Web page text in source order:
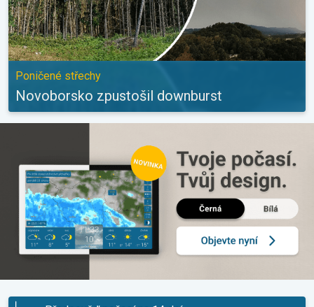
Poničené střechy
Novoborsko zpustošil downburst